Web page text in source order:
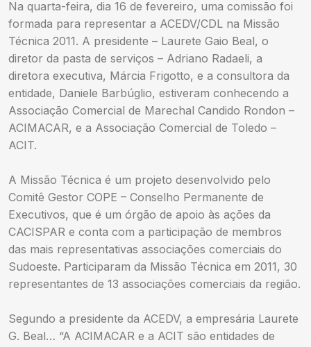
Na quarta-feira, dia 16 de fevereiro, uma comissão foi
formada para representar a ACEDV/CDL na Missão
Técnica 2011. A presidente – Laurete Gaio Beal, o
diretor da pasta de serviços – Adriano Radaeli, a
diretora executiva, Márcia Frigotto, e a consultora da
entidade, Daniele Barbúglio, estiveram conhecendo a
Associação Comercial de Marechal Candido Rondon –
ACIMACAR, e a Associação Comercial de Toledo –
ACIT.
A Missão Técnica é um projeto desenvolvido pelo
Comitê Gestor COPE – Conselho Permanente de
Executivos, que é um órgão de apoio às ações da
CACISPAR e conta com a participação de membros
das mais representativas associações comerciais do
Sudoeste. Participaram da Missão Técnica em 2011, 30
representantes de 13 associações comerciais da região.
Segundo a presidente da ACEDV, a empresária Laurete
G. Beal… “A ACIMACAR e a ACIT são entidades de